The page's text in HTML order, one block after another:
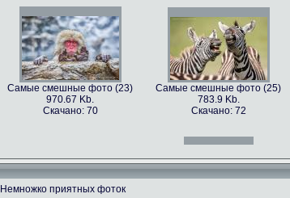
996.47 Kb.
Скачано: 71
Самые смешные фото (23)
970.67 Kb.
Скачано: 70
Самые смешные фото (25)
783.9 Kb.
Скачано: 72
Немножко приятных фоток